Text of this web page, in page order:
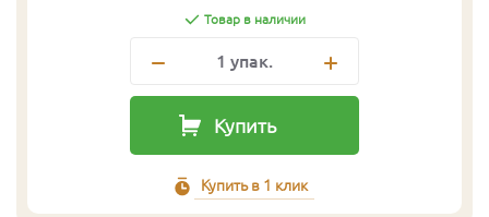
Товар в наличии
1 упак.
Купить
Купить в 1 клик